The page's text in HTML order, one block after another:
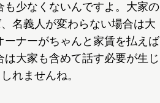
少なくないんですよ。大家の
名義人が変わらない場合は大
ナーがちゃんと家賃を払えば
大家も含めて話す必要が生じ
れませんね。